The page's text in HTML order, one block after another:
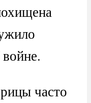
часто